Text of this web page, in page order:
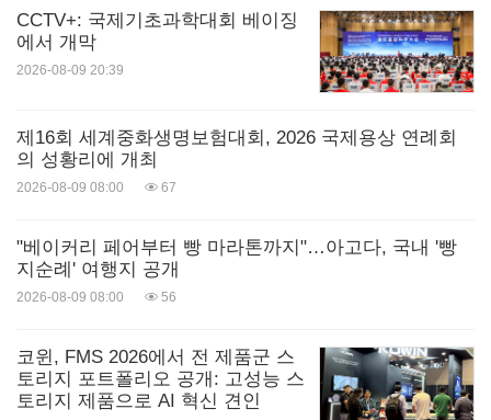
CCTV+: 국제기초과학대회 베이징
에서 개막
2026-08-09 20:39
제16회 세계중화생명보험대회, 2026 국제용상 연례회
의 성황리에 개최
2026-08-09 08:00 67
"베이커리 페어부터 빵 마라톤까지"…아고다, 국내 '빵
지순례' 여행지 공개
2026-08-09 08:00 56
코윈, FMS 2026에서 전 제품군 스
토리지 포트폴리오 공개: 고성능 스
토리지 제품으로 AI 혁신 견인